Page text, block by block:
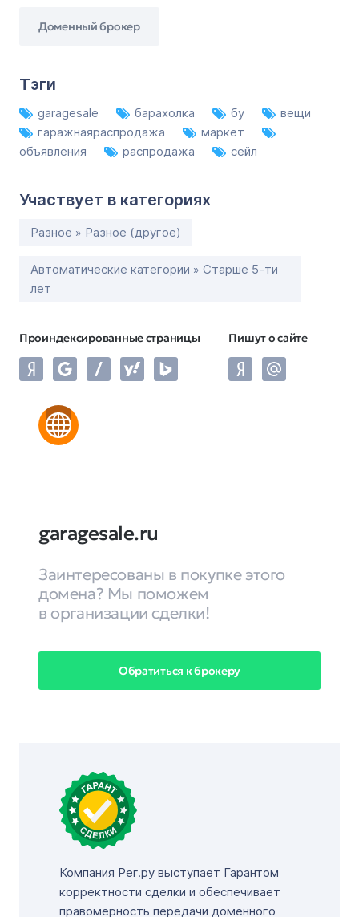
Доменный брокер
Тэги
garagesale барахолка бу
вещи
гаражнаяраспродажа
маркет
объявления
распродажа сейл
Участвует в категориях
Разное » Разное (другое)
Автоматические категории » Старше 5-ти
лет
Проиндексированные страницы Пишут о сайте
garagesale.ru
Заинтересованы в покупке этого
домена? Мы поможем
в организации сделки!
Обратиться к брокеру
Компания Рег.ру выступает Гарантом
корректности сделки и обеспечивает
правомерность передачи доменного